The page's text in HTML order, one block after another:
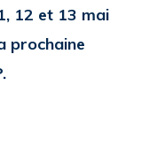
12 et 13 mai
prochaine